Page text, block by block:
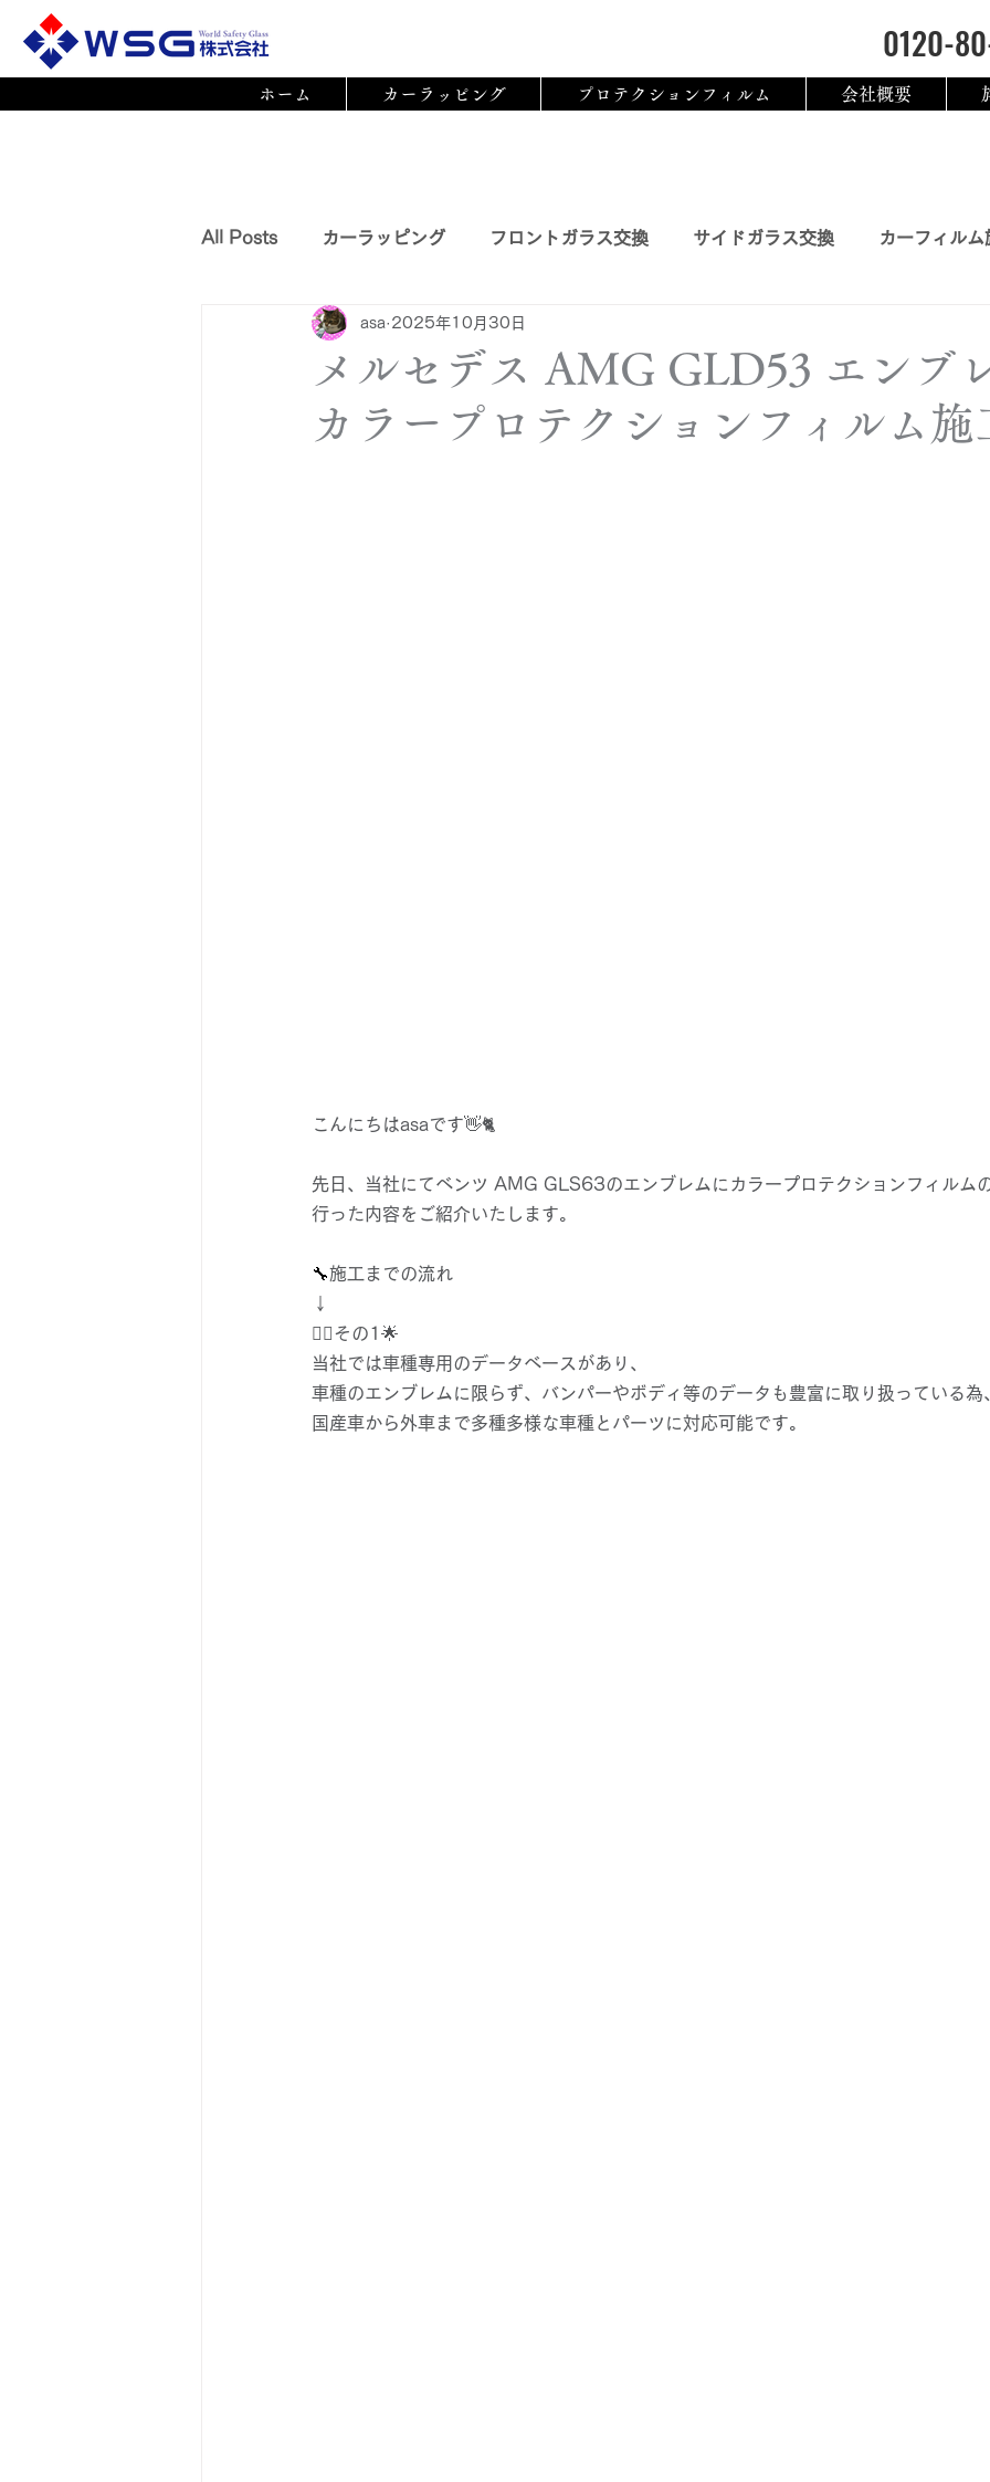
0120-
ホーム カーラッピング プロテクションフィルム 会社概要
All Posts カーラッピング フロントガラス交換 サイドガラス交換 カーフィルム
ペイントプロテクションフィルム
メルセデス AMG GLD53 エンブ
カラープロテクションフィルム施
asa 2025年10月30日
こんにちはasaです👋🐈
先日、当社にてベンツ AMG GLS63のエンブレムにカラープロテクションフィルム
行った内容をご紹介いたします。
🔧施工までの流れ
↓
👉🏻その1🌟
当社では車種専用のデータベースがあり、
車種のエンブレムに限らず、バンパーやボディ等のデータも豊富に取り扱っている為
国産車から外車まで多種多様な車種とパーツに対応可能です。